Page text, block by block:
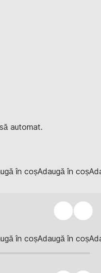
automat.
în coșAdaugă în coș
în coșAdaugă în coș